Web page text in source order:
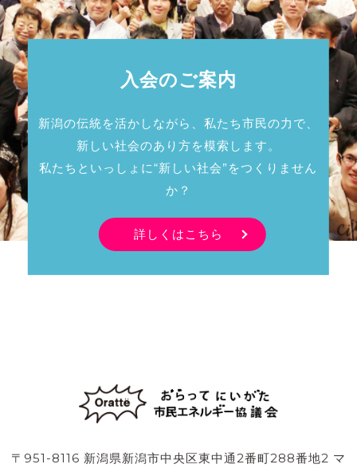
入会のご案内
新潟の伝統を活かしながら、私たち市民の力で、
新しい社会のあり方を模索します。
私たちといっしょに“新しい社会”をつくりません
か？
詳しくはこちら
〒951-8116 新潟県新潟市中央区東中通2番町288番地2 マ